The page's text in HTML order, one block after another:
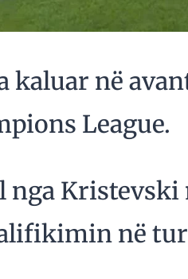
kaluar në
League.
nga
në